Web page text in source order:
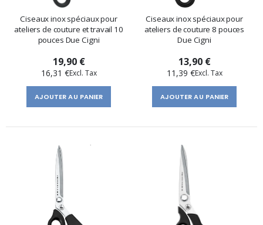
Ciseaux inox spéciaux pour
ateliers de couture et travail 10
pouces Due Cigni
19,90 €
16,31 €
AJOUTER AU PANIER
Ciseaux inox spéciaux pour
ateliers de couture 8 pouces
Due Cigni
13,90 €
11,39 €
AJOUTER AU PANIER